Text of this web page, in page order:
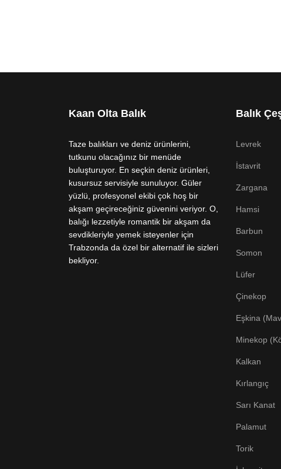
Kaan Olta Balık
Taze balıkları ve deniz ürünlerini,
tutkunu olacağınız bir menüde
buluşturuyor. En seçkin deniz ürünleri,
kusursuz servisiyle sunuluyor. Güler
yüzlü, profesyonel ekibi çok hoş bir
akşam geçireceğiniz güvenini veriyor. O,
balığı lezzetiyle romantik bir akşam da
sevdikleriyle yemek isteyenler için
Trabzonda da özel bir alternatif ile sizleri
bekliyor.
Balık
Levrek
İstavrit
Zargana
Hamsi
Barbun
Somon
Lüfer
Çinekop
Eşkina
Minekop
Kalkan
Kırlangıç
Sarı Kanat
Palamut
Torik